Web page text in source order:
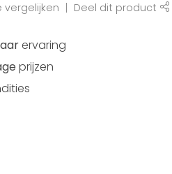
Deel dit product
ervaring
prijzen